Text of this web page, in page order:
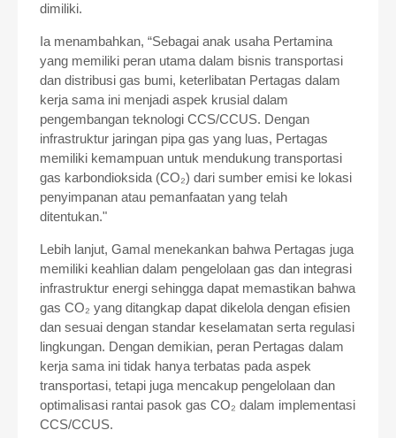
dimiliki.
Ia menambahkan, “Sebagai anak usaha Pertamina
yang memiliki peran utama dalam bisnis transportasi
dan distribusi gas bumi, keterlibatan Pertagas dalam
kerja sama ini menjadi aspek krusial dalam
pengembangan teknologi CCS/CCUS. Dengan
infrastruktur jaringan pipa gas yang luas, Pertagas
memiliki kemampuan untuk mendukung transportasi
gas karbondioksida (CO₂) dari sumber emisi ke lokasi
penyimpanan atau pemanfaatan yang telah
ditentukan."
Lebih lanjut, Gamal menekankan bahwa Pertagas juga
memiliki keahlian dalam pengelolaan gas dan integrasi
infrastruktur energi sehingga dapat memastikan bahwa
gas CO₂ yang ditangkap dapat dikelola dengan efisien
dan sesuai dengan standar keselamatan serta regulasi
lingkungan. Dengan demikian, peran Pertagas dalam
kerja sama ini tidak hanya terbatas pada aspek
transportasi, tetapi juga mencakup pengelolaan dan
optimalisasi rantai pasok gas CO₂ dalam implementasi
CCS/CCUS.